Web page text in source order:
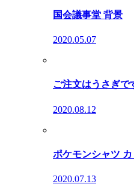
国会議事堂 背景
2020.05.07
ご注文はうさぎで
2020.08.12
ポケモンシャツ
2020.07.13